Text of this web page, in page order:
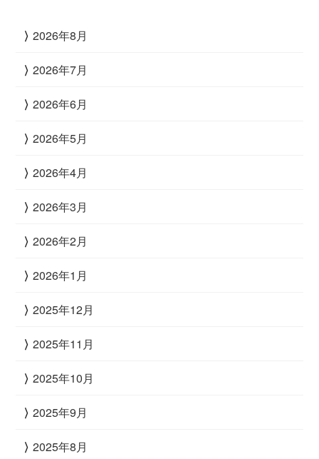
2026年8月
2026年7月
2026年6月
2026年5月
2026年4月
2026年3月
2026年2月
2026年1月
2025年12月
2025年11月
2025年10月
2025年9月
2025年8月